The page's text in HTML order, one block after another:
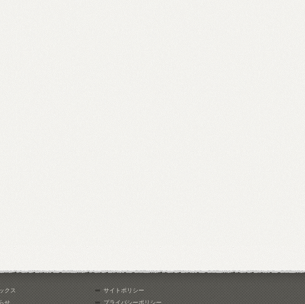
クス
せ
サイトポリシー
プライバシーポリシー